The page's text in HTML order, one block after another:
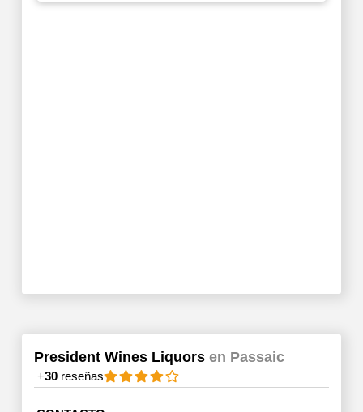
President Wines Liquors en Passaic
+30reseñas